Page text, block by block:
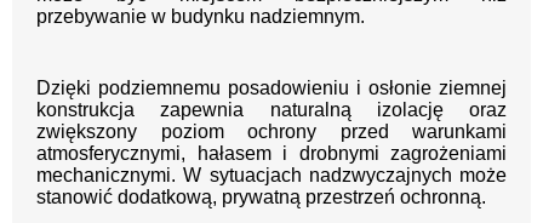
przebywanie w budynku nadziemnym.
Dzięki podziemnemu posadowieniu i osłonie ziemnej
konstrukcja zapewnia naturalną izolację oraz
zwiększony poziom ochrony przed warunkami
atmosferycznymi, hałasem i drobnymi zagrożeniami
mechanicznymi. W sytuacjach nadzwyczajnych może
stanowić dodatkową, prywatną przestrzeń ochronną.